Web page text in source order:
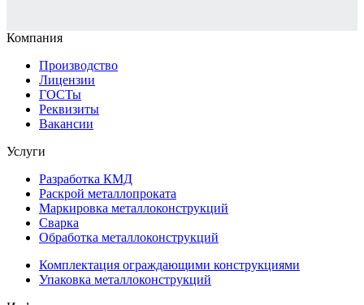
Компания
Производство
Лицензии
ГОСТы
Реквизиты
Вакансии
Услуги
Разработка КМД
Раскрой металлопроката
Маркировка металлоконструкций
Сварка
Обработка металлоконструкций
Комплектация ограждающими конструкциями
Упаковка металлоконструкций